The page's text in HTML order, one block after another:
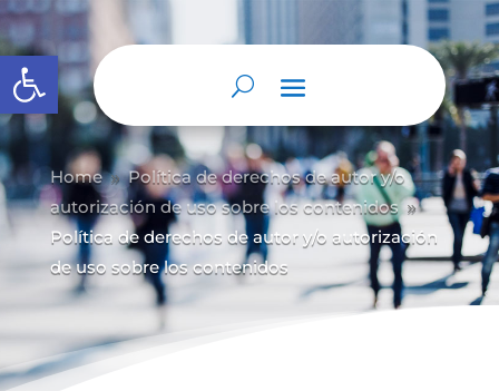
Abrir barra de herramientas
Home 9 Política de derechos de autor y/o
autorización de uso sobre los contenidos 9
Política de derechos de autor y/o autorización
de uso sobre los contenidos